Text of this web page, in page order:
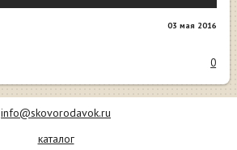
03 мая 2016
0
info@skovorodavok.ru
каталог